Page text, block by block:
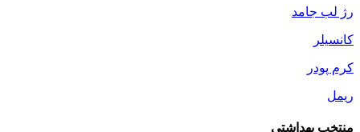
رژ لب جامد
کانسیلر
کرم پودر
ریمل
منتخب بهداشتی